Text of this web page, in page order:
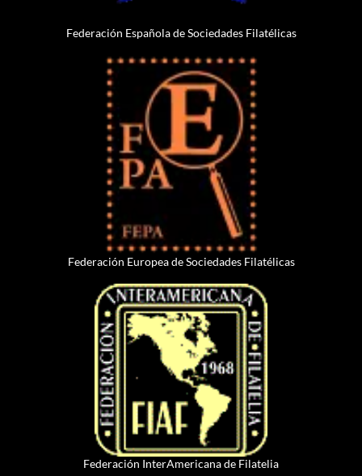
Federación Española de Sociedades Filatélicas
Federación Europea de Sociedades Filatélicas
Federación InterAmericana de Filatelia